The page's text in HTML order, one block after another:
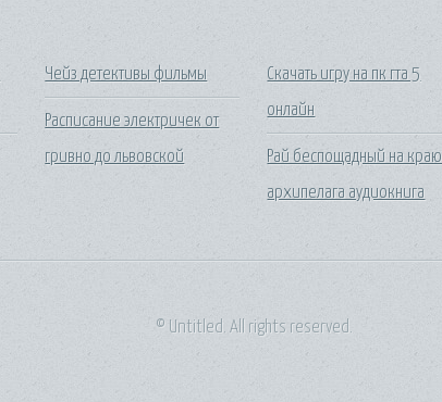
Чейз детективы фильмы
Расписание электричек от
гривно до львовской
Скачать игру на пк гта 5
онлайн
Рай беспощадный на краю
архипелага аудиокнига
© Untitled. All rights reserved.